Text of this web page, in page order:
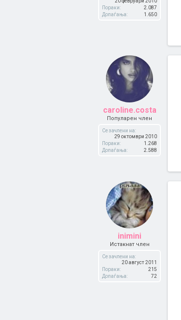
Пораки:
2.087
Допаѓања:
1.650
caroline.costa
Популарен член
Се зачлени на:
29 октомври 2010
Пораки:
1.268
Допаѓања:
2.588
inimini
Истакнат член
Се зачлени на:
20 август 2011
Пораки:
215
Допаѓања:
72